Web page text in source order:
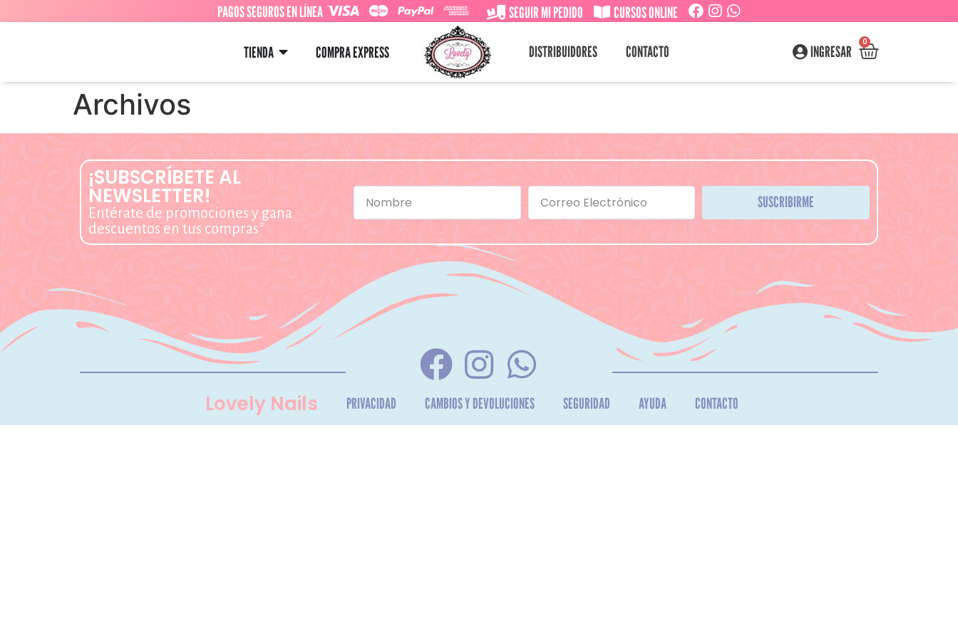
PAGOS SEGUROS EN LÍNEA SEGUIR MI PEDIDO CURSOS ONLINE
TIENDA COMPRA EXPRESS DISTRIBUIDORES CONTACTO INGRESAR
0
Archivos
¡SUBSCRÍBETE AL
NEWSLETTER!
Entérate de promociones y gana
descuentos en tus compras*
SUSCRIBIRME
Lovely Nails PRIVACIDAD CAMBIOS Y DEVOLUCIONES SEGURIDAD AYUDA CONTACTO